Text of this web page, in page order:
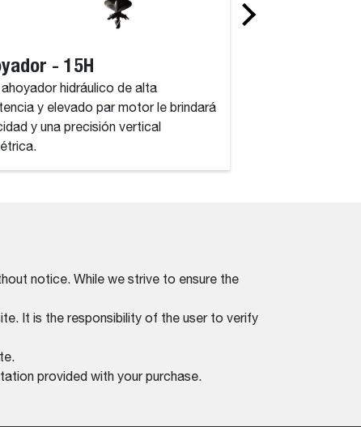
- 15H
ahoyador hidráulico de alta
y elevado par motor le brindará
y una precisión vertical
notice. While we strive to ensure the
It is the responsibility of the user to verify
provided with your purchase.